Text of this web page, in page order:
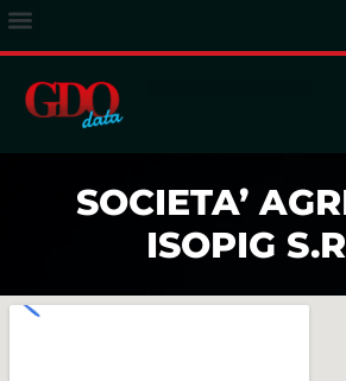
SOCIETA’
ISOPIG